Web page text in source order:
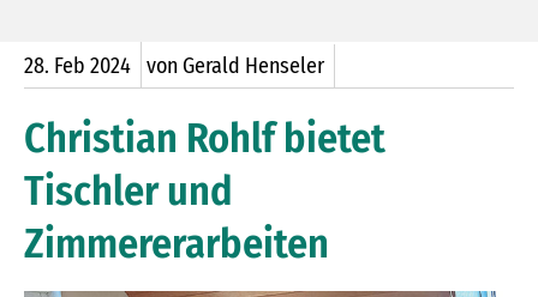
28. Feb 2024 von Gerald Henseler
Christian Rohlf bietet
Tischler und
Zimmererarbeiten